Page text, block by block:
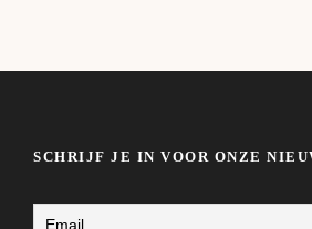
SCHRIJF JE IN VOOR ONZE